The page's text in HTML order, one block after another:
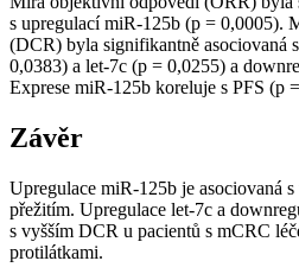
s upregulací miR-125b (p = 0,0005).
(DCR) byla signifikantně asociovaná
0,0383) a let-7c (p = 0,0255) a
Exprese miR-125b koreluje s PFS (p
Závěr
Upregulace miR-125b je asociovaná
přežitím. Upregulace let-7c a
s vyšším DCR u pacientů s mCRC
protilátkami.